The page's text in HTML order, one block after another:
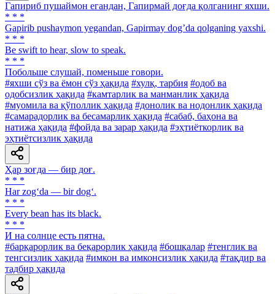
Гапириб пушаймон егандан, Гапирмай доғда қолганинг яхши.
* * *
Gapirib pushaymon yegandan, Gapirmay dogʼda qolganing yaxshi.
* * *
Be swift to hear, slow to speak.
* * *
Побольше слушай, поменьше говори.
#яхши сўз ва ёмон сўз ҳақида #хулқ, тарбия #одоб ва
одобсизлик ҳақида #камтарлик ва манманлик ҳақида
#муомила ва қўполлик ҳақида #донолик ва нодонлик ҳақида
#самарадорлик ва бесамарлик ҳақида #сабаб, баҳона ва
натижа ҳақида #фойда ва зарар ҳақида #эҳтиёткорлик ва
эҳтиётсизлик ҳақида
Ҳар зоғда — бир доғ.
* * *
Har zog‘da — bir dog‘.
* * *
Every bean has its black.
* * *
И на солнце есть пятна.
#барқарорлик ва беқарорлик ҳақида #бошқалар #тенглик ва
тенгсизлик ҳақида #имкон ва имконсизлик ҳақида #тақдир ва
тадбир ҳақида